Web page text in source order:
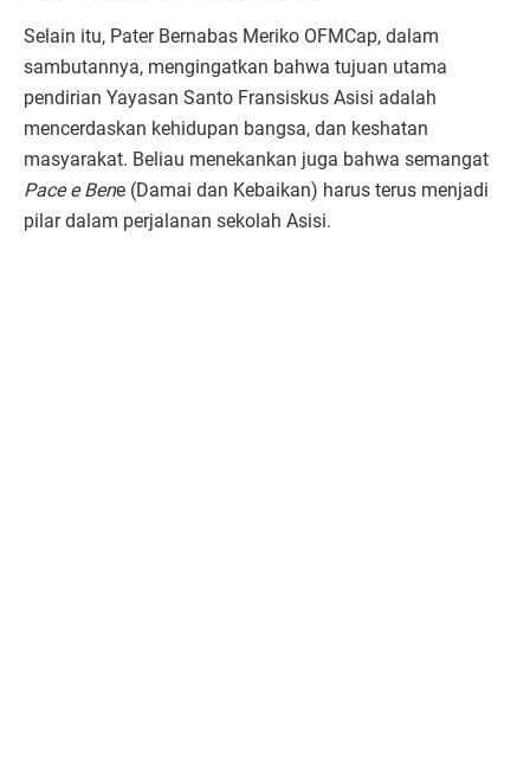
Selain itu, Pater Bernabas Meriko OFMCap, dalam
sambutannya, mengingatkan bahwa tujuan utama
pendirian Yayasan Santo Fransiskus Asisi adalah
mencerdaskan kehidupan bangsa, dan keshatan
masyarakat. Beliau menekankan juga bahwa semangat
Pace e Bene (Damai dan Kebaikan) harus terus menjadi
pilar dalam perjalanan sekolah Asisi.